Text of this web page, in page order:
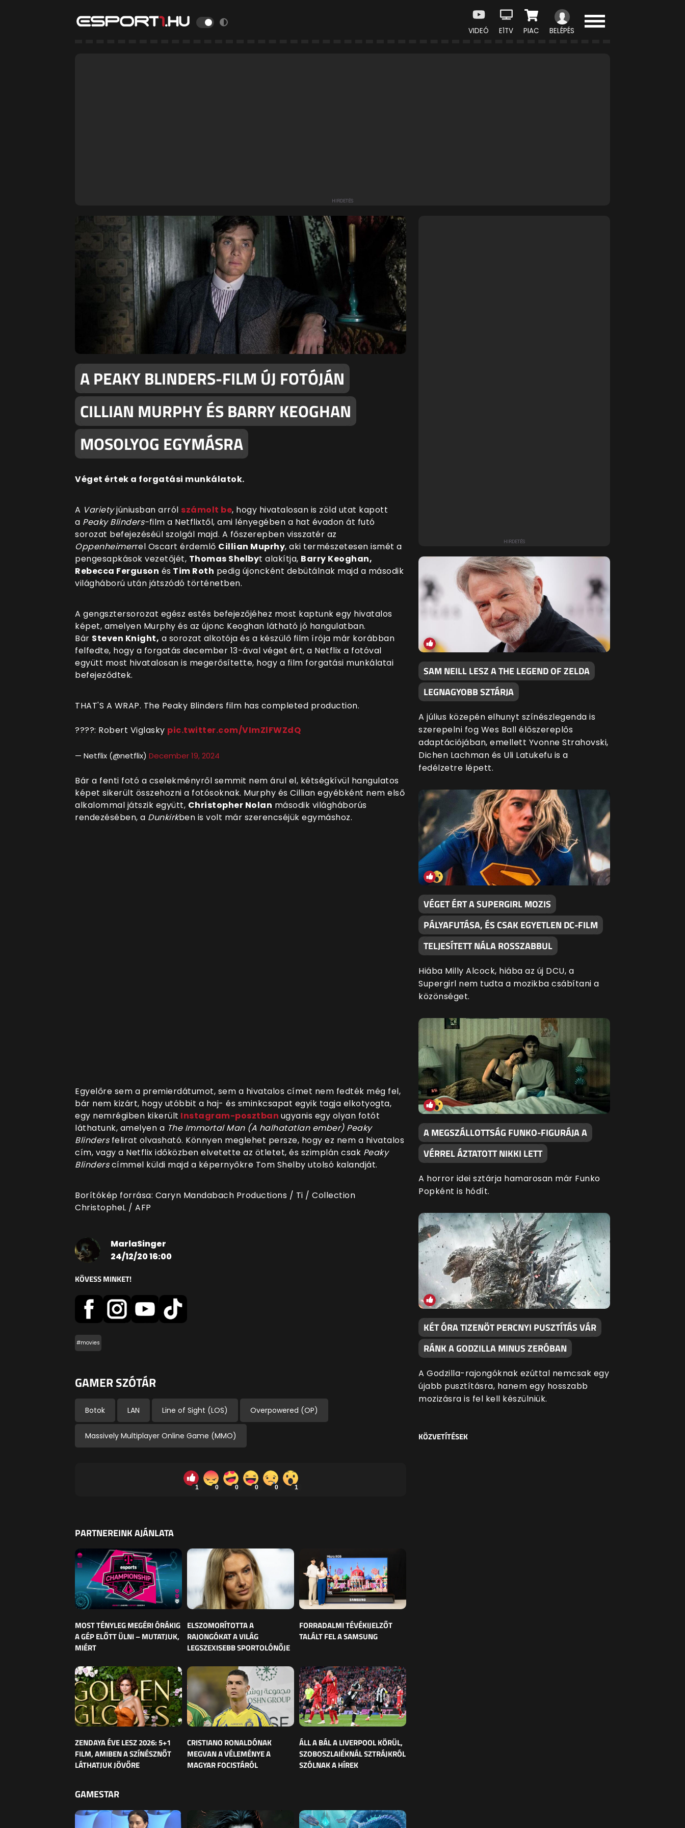
VIDEÓ E1TV PIAC BELÉPÉS
A PEAKY BLINDERS-FILM ÚJ FOTÓJÁN
CILLIAN MURPHY ÉS BARRY KEOGHAN
MOSOLYOG EGYMÁSRA
Véget értek a forgatási munkálatok.
A Varietyjúniusban arról számolt be, hogy hivatalosan is zöld utat kapott
a Peaky Blinders-film a Netflixtől, ami lényegében a hat évadon át futó
sorozat befejezéséül szolgál majd. A főszerepben visszatér az
Oppenheimerrel Oscart érdemlő Cillian Muprhy, aki természetesen ismét a
pengesapkások vezetőjét, Thomas Shelbyt alakítja, Barry Keoghan,
Rebecca Ferguson és Tim Roth pedig újoncként debütálnak majd a második
világháború után játszódó történetben.
A gengsztersorozat egész estés befejezőjéhez most kaptunk egy hivatalos
képet, amelyen Murphy és az újonc Keoghan látható jó hangulatban.
Bár Steven Knight, a sorozat alkotója és a készülő film írója már korábban
felfedte, hogy a forgatás december 13-ával véget ért, a Netflix a fotóval
együtt most hivatalosan is megerősítette, hogy a film forgatási munkálatai
befejeződtek.
THAT'S A WRAP. The Peaky Blinders film has completed production.
????: Robert Viglasky pic.twitter.com/VImZlFWZdQ
— Netflix (@netflix) December 19, 2024
Bár a fenti fotó a cselekményről semmit nem árul el, kétségkívül hangulatos
képet sikerült összehozni a fotósoknak. Murphy és Cillian egyébként nem első
alkalommal játszik együtt, Christopher Nolan második világháborús
rendezésében, a Dunkirkben is volt már szerencséjük egymáshoz.
Egyelőre sem a premierdátumot, sem a hivatalos címet nem fedték még fel,
bár nem kizárt, hogy utóbbit a haj- és sminkcsapat egyik tagja elkotyogta,
egy nemrégiben kikerült Instagram-posztban ugyanis egy olyan fotót
láthatunk, amelyen a The Immortal Man (A halhatatlan ember) Peaky
Blindersfelirat olvasható. Könnyen meglehet persze, hogy ez nem a hivatalos
cím, vagy a Netflix időközben elvetette az ötletet, és szimplán csak Peaky
Blinderscímmel küldi majd a képernyőkre Tom Shelby utolsó kalandját.
Borítókép forrása: Caryn Mandabach Productions / Ti / Collection
ChristopheL / AFP
MarlaSinger
24/12/20 16:00
KÖVESS MINKET!
#movies
GAMER SZÓTÁR
Botok LAN Line of Sight (LOS) Overpowered (OP)
Massively Multiplayer Online Game (MMO)
1 0 0 0 0 1
PARTNEREINK AJÁNLATA
MOST TÉNYLEG MEGÉRI ÓRÁKIG
A GÉP ELŐTT ÜLNI – MUTATJUK,
MIÉRT
ELSZOMORÍTOTTA A
RAJONGÓKAT A VILÁG
LEGSZEXISEBB SPORTOLÓNŐJE
FORRADALMI TÉVÉKIJELZŐT
TALÁLT FEL A SAMSUNG
ZENDAYA ÉVE LESZ 2026: 5+1
FILM, AMIBEN A SZÍNÉSZNŐT
LÁTHATJUK JÖVŐRE
CRISTIANO RONALDÓNAK
MEGVAN A VÉLEMÉNYE A
MAGYAR FOCISTÁRÓL
ÁLL A BÁL A LIVERPOOL KÖRÜL,
SZOBOSZLAIÉKNÁL SZTRÁJKRÓL
SZÓLNAK A HÍREK
GAMESTAR
SAM NEILL LESZ A THE LEGEND OF ZELDA
LEGNAGYOBB SZTÁRJA
A július közepén elhunyt színészlegenda is
szerepelni fog Wes Ball élőszereplős
adaptációjában, emellett Yvonne Strahovski,
Dichen Lachman és Uli Latukefu is a
fedélzetre lépett.
VÉGET ÉRT A SUPERGIRL MOZIS
PÁLYAFUTÁSA, ÉS CSAK EGYETLEN DC-FILM
TELJESÍTETT NÁLA ROSSZABBUL
Hiába Milly Alcock, hiába az új DCU, a
Supergirl nem tudta a mozikba csábítani a
közönséget.
A MEGSZÁLLOTTSÁG FUNKO-FIGURÁJA A
VÉRREL ÁZTATOTT NIKKI LETT
A horror idei sztárja hamarosan már Funko
Popként is hódít.
KÉT ÓRA TIZENÖT PERCNYI PUSZTÍTÁS VÁR
RÁNK A GODZILLA MINUS ZERÓBAN
A Godzilla-rajongóknak ezúttal nemcsak egy
újabb pusztításra, hanem egy hosszabb
mozizásra is fel kell készülniük.
KÖZVETÍTÉSEK